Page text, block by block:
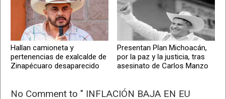
Hallan camioneta y
pertenencias de exalcalde de
Zinapécuaro desaparecido
Presentan Plan Michoacán,
por la paz y la justicia, tras
asesinato de Carlos Manzo
No Comment to " INFLACIÓN BAJA EN EU